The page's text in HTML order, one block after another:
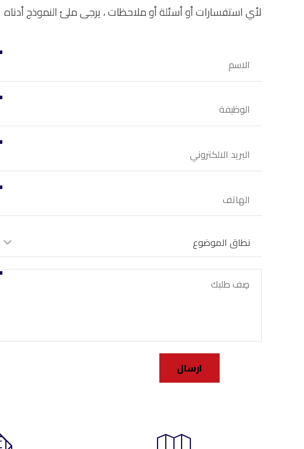
لأي استفسارات أو أسئلة أو ملاحظات ، يرجى ملئ النموذج أدناه
نطاق الموضوع